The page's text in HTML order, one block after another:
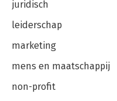
juridisch
leiderschap
marketing
mens en maatschappij
non-profit